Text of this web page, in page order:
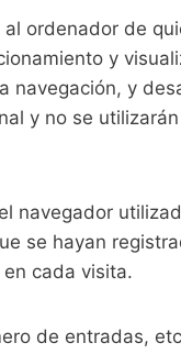
ordenador de
y
navegación, y
y no se
navegador
se hayan
cada visita.
de entradas,